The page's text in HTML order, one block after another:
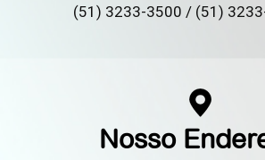
(51) 3233-3500 / (51)
Nosso